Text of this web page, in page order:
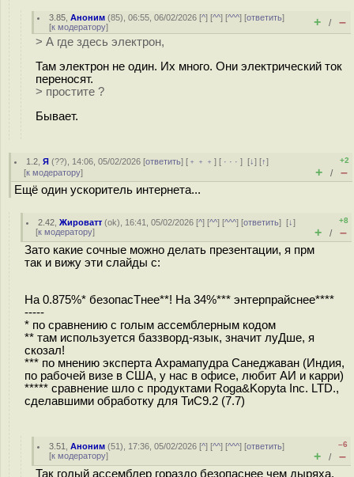
3.85 ,Аноним (85), 06:55, 06/02/2026 [^] [^^] [^^^] [ответить]
[к модератору] + / –
> А где здесь электрон,
Там электрон не один. Их много. Они электрический ток
переносят.
> простите ?
Бывает.
1.2 ,Я (??), 14:06, 05/02/2026 [ответить] [ ﹢﹢﹢] [ · · ·][↓] [↑]
[к модератору]
+2
+ / –
Ещё один ускоритель интернета...
2.42 ,Жироватт (ok), 16:41, 05/02/2026 [^] [^^] [^^^] [ответить][↓]
[к модератору]
+8
+ / –
Зато какие сочные можно делать презентации, я прм
так и вижу эти слайды с:
На 0.875%* безопасТнее**! На 34%*** энтерпрайснее****
-----
* по сравнению с голым ассемблерным кодом
** там используется баззворд-язык, значит луДше, я
скозал!
*** по мнению эксперта Ахрамапудра Санеджаван (Индия,
по рабочей визе в США, у нас в офисе, любит АИ и карри)
***** сравнение шло с продуктами Roga&Kopyta Inc. LTD.,
сделавшими обработку для ТиС9.2 (7.7)
3.51 ,Аноним (51), 17:36, 05/02/2026 [^] [^^] [^^^] [ответить]
[к модератору]
–6
+ / –
Так голый ассемблер гораздо безопаснее чем дыряха.